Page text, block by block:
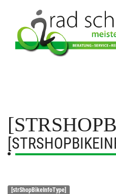
[strShopBikeInfoType]